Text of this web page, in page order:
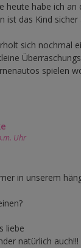
heute habe ich
ist das Kind
sich nochmal
spielen
Uhr
in unserem
liebe
natürlich auch!!!